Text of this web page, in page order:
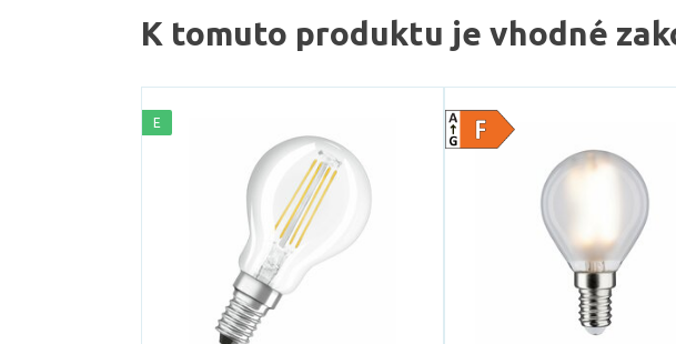
K tomuto produktu je vhodné
E